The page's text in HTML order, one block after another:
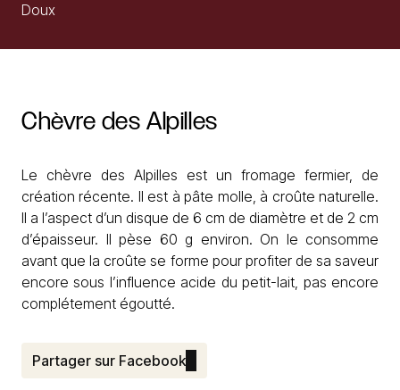
Doux
Chèvre des Alpilles
Le chèvre des Alpilles est un fromage fermier, de
création récente. Il est à pâte molle, à croûte naturelle.
Il a l’aspect d’un disque de 6 cm de diamètre et de 2 cm
d’épaisseur. Il pèse 60 g environ. On le consomme
avant que la croûte se forme pour profiter de sa saveur
encore sous l’influence acide du petit-lait, pas encore
complétement égoutté.
Partager sur Facebook